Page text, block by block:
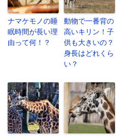
ナマケモノの睡
眠時間が長い理
由って何！？
動物で一番背の
高いキリン！子
供も大きいの？
身長はどれくら
い？